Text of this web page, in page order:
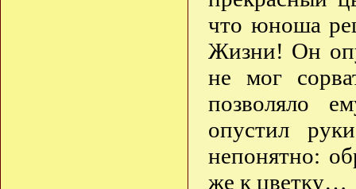
что юноша
Жизни! Он
не мог
позволяло
опустил
непонятно:
же к цветку…